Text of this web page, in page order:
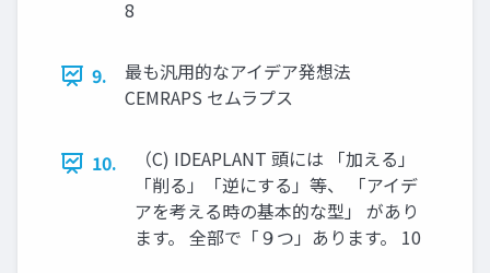
8
9.
最も汎用的なアイデア発想法
CEMRAPS セムラプス
10.
（C) IDEAPLANT 頭には 「加える」
「削る」「逆にする」等、 「アイデ
アを考える時の基本的な型」 があり
ます。 全部で「９つ」あります。 10